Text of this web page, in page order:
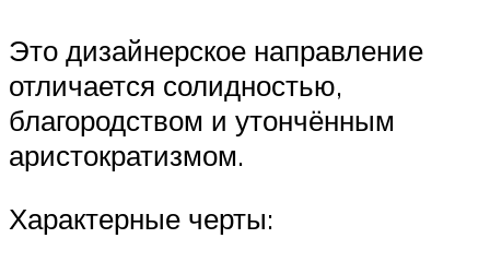
Это дизайнерское направление
отличается солидностью,
благородством и утончённым
аристократизмом.
Характерные черты: